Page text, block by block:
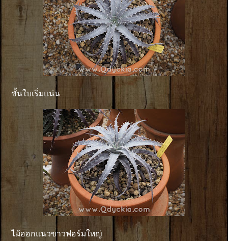
ชั้นใบเริ่มแน่น
ไม้ออกแนวขาวฟอร์มใหญ่